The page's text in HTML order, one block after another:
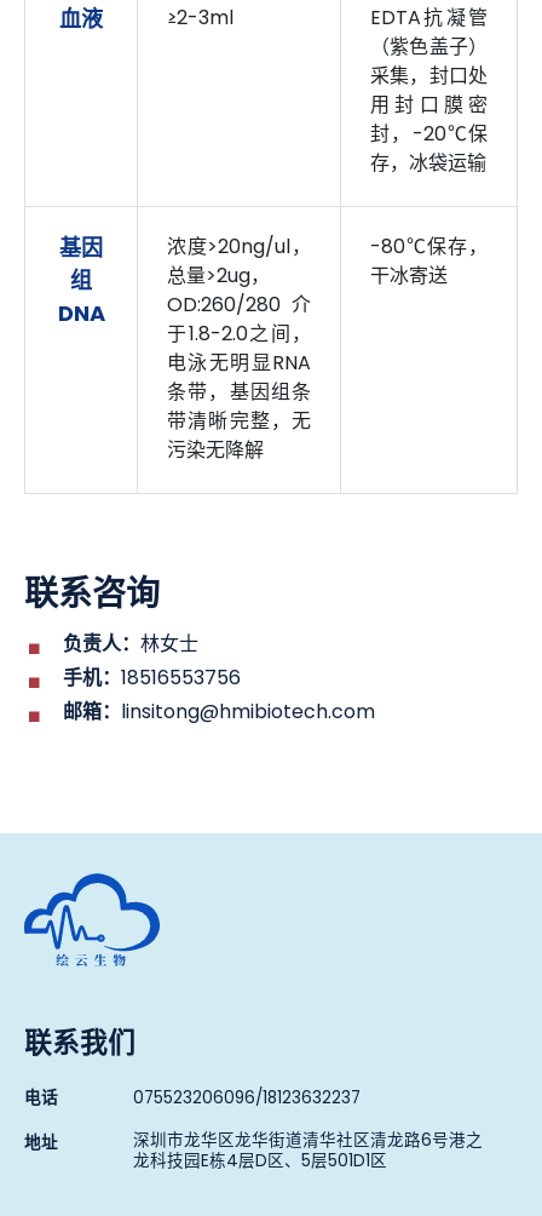
血液 ≥2-3ml
EDTA抗凝管
（紫色盖子）
采集，封口处
用封口膜密
封，-20℃保
存，冰袋运输
基因
组
DNA
浓度>20ng/ul，
总量>2ug，
OD:260/280介
于1.8-2.0之间，
电泳无明显RNA
条带，基因组条
带清晰完整，无
污染无降解
-80℃保存，
干冰寄送
联系咨询
负责人： 林女士
手机： 18516553756
邮箱： linsitong@hmibiotech.com
深圳市绘云生物科技有限公司
联系我们
电话 075523206096/18123632237
地址 深圳市龙华区龙华街道清华社区清龙路6号港之
龙科技园E栋4层D区、5层501D1区